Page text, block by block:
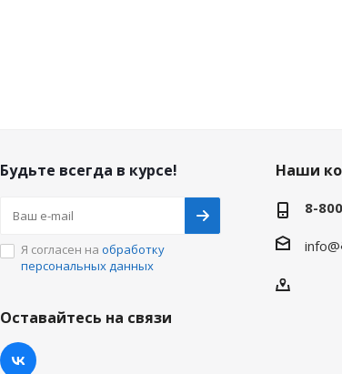
Будьте всегда в курсе!
Я согласен на обработку
персональных данных
Оставайтесь на связи
Наши
8-
info@